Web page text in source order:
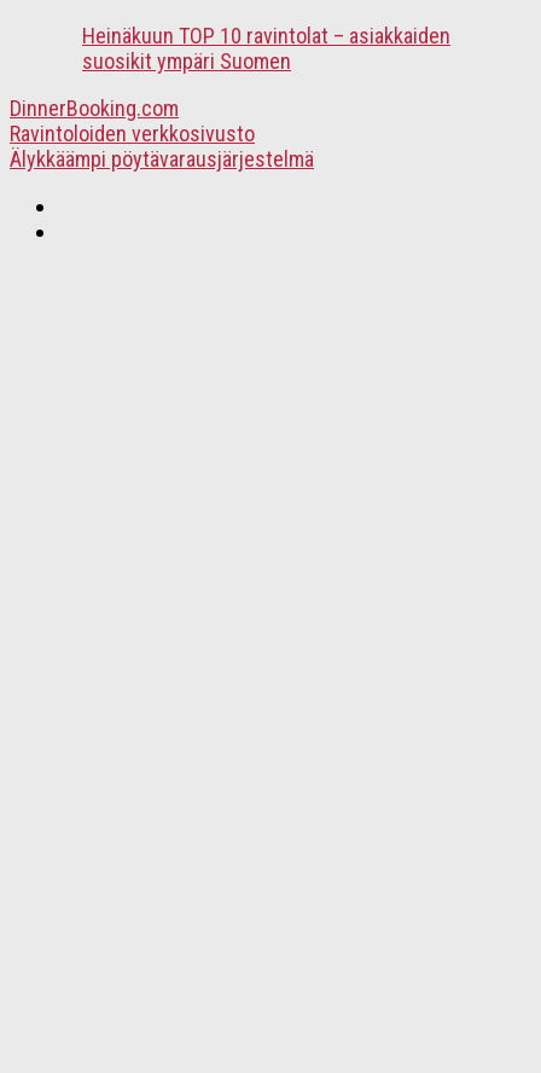
Heinäkuun TOP 10 ravintolat – asiakkaiden
suosikit ympäri Suomen
DinnerBooking.com
Ravintoloiden verkkosivusto
Älykkäämpi pöytävarausjärjestelmä